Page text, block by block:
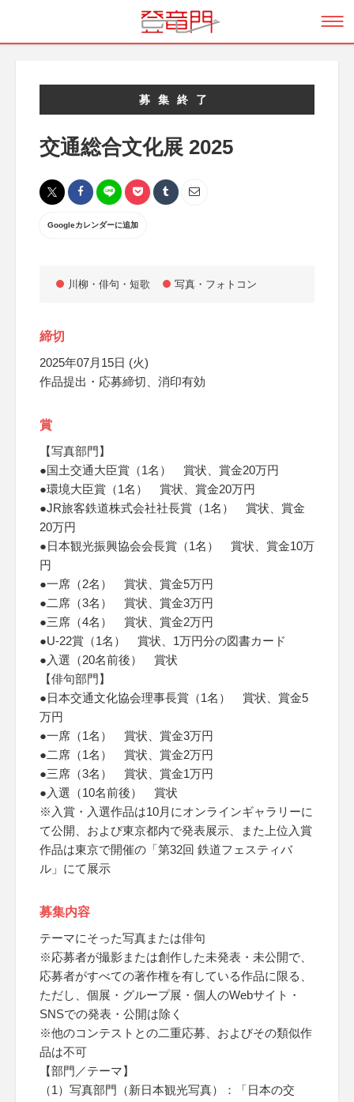
募集終了
交通総合文化展 2025
Googleカレンダーに追加
川柳・俳句・短歌 写真・フォトコン
締切
2025年07月15日 (火)
作品提出・応募締切、消印有効
賞
【写真部門】
●国土交通大臣賞（1名） 賞状、賞金20万円
●環境大臣賞（1名） 賞状、賞金20万円
●JR旅客鉄道株式会社社長賞（1名） 賞状、賞金
20万円
●日本観光振興協会会長賞（1名） 賞状、賞金10万
円
●一席（2名） 賞状、賞金5万円
●二席（3名） 賞状、賞金3万円
●三席（4名） 賞状、賞金2万円
●U-22賞（1名） 賞状、1万円分の図書カード
●入選（20名前後） 賞状
【俳句部門】
●日本交通文化協会理事長賞（1名） 賞状、賞金5
万円
●一席（1名） 賞状、賞金3万円
●二席（1名） 賞状、賞金2万円
●三席（3名） 賞状、賞金1万円
●入選（10名前後） 賞状
※入賞・入選作品は10月にオンラインギャラリーに
て公開、および東京都内で発表展示、また上位入賞
作品は東京で開催の「第32回 鉄道フェスティバ
ル」にて展示
募集内容
テーマにそった写真または俳句
※応募者が撮影または創作した未発表・未公開で、
応募者がすべての著作権を有している作品に限る、
ただし、個展・グループ展・個人のWebサイト・
SNSでの発表・公開は除く
※他のコンテストとの二重応募、およびその類似作
品は不可
【部門／テーマ】
（1）写真部門（新日本観光写真）：「日本の交